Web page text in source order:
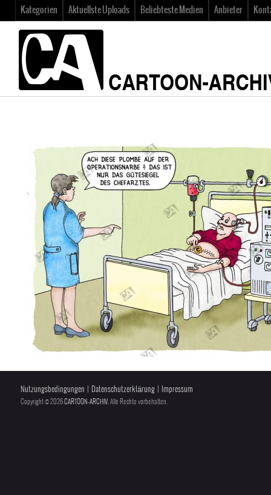
Kategorien Aktuellste Uploads Beliebteste Medien Anbieter
Nutzungsbedingungen Datenschutzerklärung Impressum
Copyright © 2026CARTOON-ARCHIV, Alle Rechte vorbehalten.